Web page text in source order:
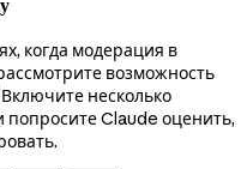
когда модерация в
возможность
несколько
попросите Claude оценить,